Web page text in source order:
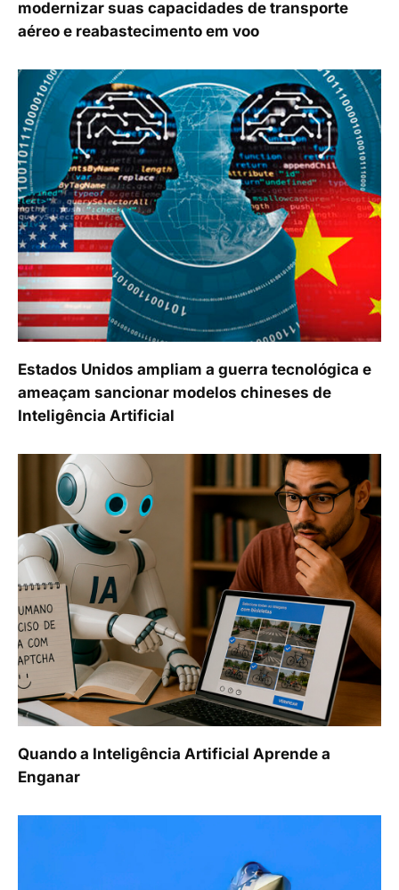
modernizar suas capacidades de transporte
aéreo e reabastecimento em voo
Estados Unidos ampliam a guerra tecnológica e
ameaçam sancionar modelos chineses de
Inteligência Artificial
Quando a Inteligência Artificial Aprende a
Enganar